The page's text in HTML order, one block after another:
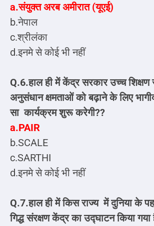
a.संयुक्त अरब अमीरात (यूएई)
b.नेपाल
c.श्रीलंका
d.इनमे से कोई भी नहीं
Q.6.हाल ही में केंद्र सरकार उच्च शिक्षण
अनुसंधान क्षमताओं को बढ़ाने के लिए
सा कार्यक्रम शुरू करेगी??
a.PAIR
b.SCALE
c.SARTHI
d.इनमे से कोई भी नहीं
Q.7.हाल ही में किस राज्य में दुनिया के
गिद्ध संरक्षण केंद्र का उद्घाटन किया गया